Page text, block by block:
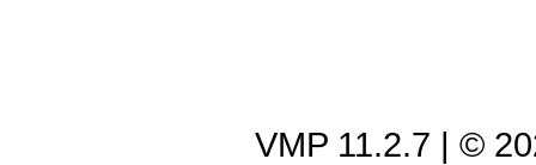
VMP 11.2.7 | ©